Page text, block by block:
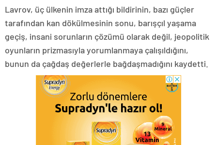
Lavrov, üç ülkenin imza attığı bildirinin, bazı güçler
tarafından kan dökülmesinin sonu, barışçıl yaşama
geçiş, insani sorunların çözümü olarak değil, jeopolitik
oyunların prizmasıyla yorumlanmaya çalışıldığını,
bunun da çağdaş değerlerle bağdaşmadığını kaydetti.